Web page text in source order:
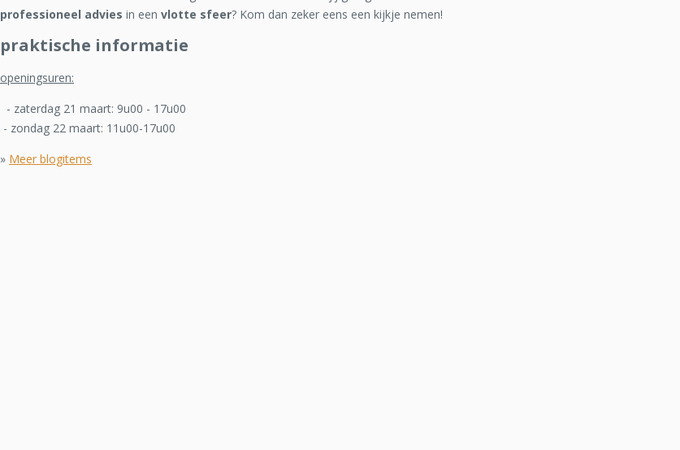
professioneel advies in een vlotte sfeer? Kom dan zeker eens een kijkje nemen!
praktische informatie
openingsuren:
- zaterdag 21 maart: 9u00 - 17u00
- zondag 22 maart: 11u00-17u00
» Meer blogitems